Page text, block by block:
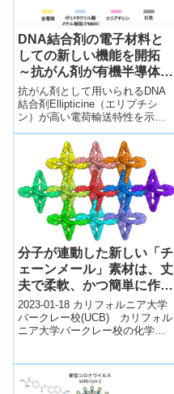
可能性について調査した。
DNA結合剤の電子材料と
しての新しい機能を開拓
～抗がん剤が有機半導体材
料になる～
抗がん剤として用いられるDNA
結合剤Ellipticine（エリプチシ
ン）が高い電荷輸送特性を示
し、有機半導体としても優れた
材料となることを発見した。
分子が連動した新しい「チ
ェーンメール」素材は、丈
夫で柔軟、かつ簡単に作れ
る(New ‘chain mail’
material of interlocking
molecules is tough,
make)
2023-01-18 カリフォルニア大学
バークレー校(UCB) カリフォル
ニア大学バークレー校の化学者